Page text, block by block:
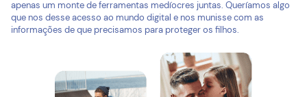
apenas um monte de ferramentas medíocres juntas. Queríamos algo
que nos desse acesso ao mundo digital e nos munisse com as
informações de que precisamos para proteger os filhos.